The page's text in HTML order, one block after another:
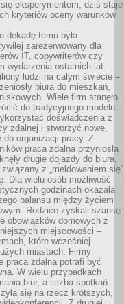
eksperymentem, dziś staje
kryteriów oceny warunków
dekadę temu była
zarezerwowany dla
IT, copywriterów czy
wydarzenia ostatnich lat
ludzi na całym świecie –
biura do mieszkań,
Wiele firm stanęło
do tradycyjnego modelu
doświadczenia z
zdalnej i stworzyć nowe,
do organizacji pracy. Z
praca zdalna przyniosła
długie dojazdy do biura,
z „meldowaniem się”
Dla wielu osób możliwość
godzinach okazała
balansu między życiem
Rodzice zyskali szansę
obowiązków domowych z
miejscowości –
które wcześniej
miastach. Firmy
praca zdalna potrafi być
W wielu przypadkach
biur, a liczba spotkań
się na rzecz krótszych,